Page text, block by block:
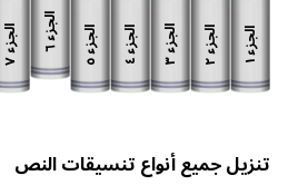
الجزء
١
الجزء
٢
الجزء
٣
الجزء
٤
الجزء
٥
الجزء
٦ الجزء
٧
تنزيل جميع أنواع تنسيقات النص